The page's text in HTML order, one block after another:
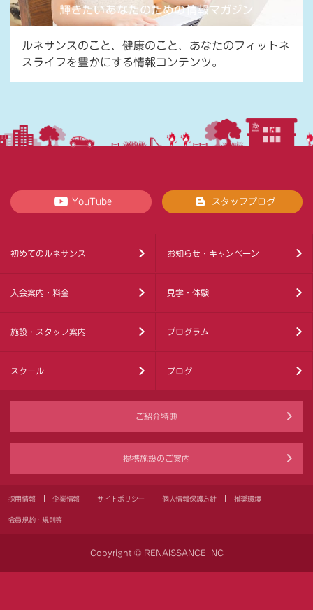
ルネサンスのこと、健康のこと、あなたのフィットネ
スライフを豊かにする情報コンテンツ。
YouTube スタッフブログ
初めてのルネサンス お知らせ・キャンペーン
入会案内・料金 見学・体験
施設・スタッフ案内 プログラム
スクール ブログ
ご紹介特典
提携施設のご案内
採用情報 企業情報 サイトポリシー 個人情報保護方針 推奨環境
会員規約・規則等
Copyright © RENAISSANCE INC